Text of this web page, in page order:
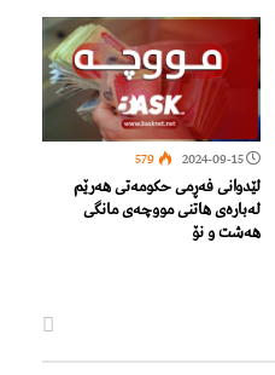
2024-09-15
579
لێدوانی فەڕمی حکومەتی هەرێم
لەبارەی هاتنی مووچەی مانگی
هەشت و نۆ